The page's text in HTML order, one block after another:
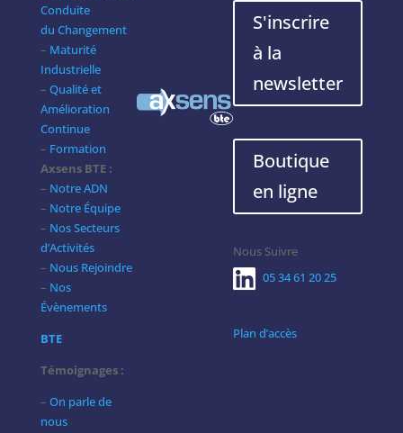
Conduite
du Changement
– Maturité
Industrielle
– Qualité et
Amélioration
Continue
– Formation
Axsens BTE :
– Notre ADN
– Notre Équipe
– Nos Secteurs
d’Activités
– Nous Rejoindre
– Nos
Évènements
BTE
Témoignages :
– On parle de
nous
S'inscrire
à la
newsletter
Boutique
en ligne
Nous Suivre
05 34 61 20 25
Plan d’accès